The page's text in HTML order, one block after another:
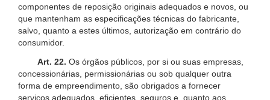
componentes de reposição originais adequados e novos, ou
que mantenham as especificações técnicas do fabricante,
salvo, quanto a estes últimos, autorização em contrário do
consumidor.
Art. 22. Os órgãos públicos, por si ou suas empresas,
concessionárias, permissionárias ou sob qualquer outra
forma de empreendimento, são obrigados a fornecer
serviços adequados, eficientes, seguros e, quanto aos